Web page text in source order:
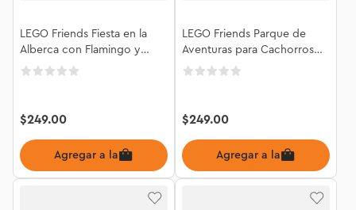
LEGO Friends Fiesta en la
Alberca con Flamingo y
Unicornio 42658
$249.00
Agregar a la bolsa
LEGO Friends Parque de
Aventuras para Cachorros
42665
$249.00
Agregar a la bolsa